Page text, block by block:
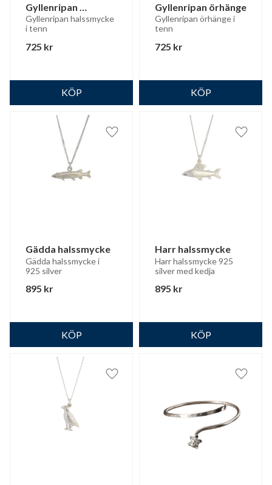
Gyllenripan
halssmycke
Gyllenripan halssmycke
i tenn
725 kr
Gyllenripan örhänge
Gyllenripan örhänge i
tenn
725 kr
Gädda halssmycke
Gädda halssmycke i
925 silver
895 kr
Lägg till i favoriter
Harr halssmycke
Harr halssmycke 925
silver med kedja
895 kr
Lägg
Lägg till i favoriter Lägg